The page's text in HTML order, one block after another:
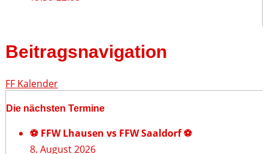
Beitragsnavigation
FF Kalender
Die nächsten Termine
⚽ FFW Lhausen vs FFW Saaldorf ⚽
8. August 2026